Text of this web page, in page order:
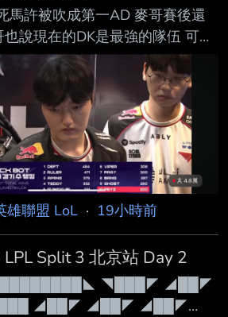
馬許被吹成第一AD 麥哥賽後還
說現在的DK是最強的隊伍 可能
DK是不是欠罵才被虐成這樣
bXtimQv.jpeg ----- Sent
my iPhone --
雄聯盟 LoL · 19小時前
Split 3 北京站 Day 2
◥███◤ ◢██◤
◢██◤ ◢██◤ ◢██◤